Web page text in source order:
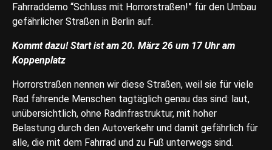
Fahrraddemo “Schluss mit Horrorstraßen!” für den Umbau
gefährlicher Straßen in Berlin auf.
Kommt dazu! Start ist am 20. März 26 um 17 Uhr am
Koppenplatz
Horrorstraßen nennen wir diese Straßen, weil sie für viele
Rad fahrende Menschen tagtäglich genau das sind: laut,
unübersichtlich, ohne Radinfrastruktur, mit hoher
Belastung durch den Autoverkehr und damit gefährlich für
alle, die mit dem Fahrrad und zu Fuß unterwegs sind.